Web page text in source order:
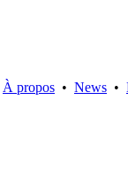
À propos • News •